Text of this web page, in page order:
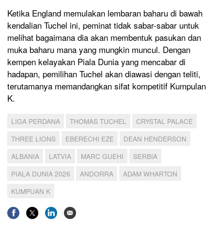
Ketika England memulakan lembaran baharu di bawah
kendalian Tuchel ini, peminat tidak sabar-sabar untuk
melihat bagaimana dia akan membentuk pasukan dan
muka baharu mana yang mungkin muncul. Dengan
kempen kelayakan Piala Dunia yang mencabar di
hadapan, pemilihan Tuchel akan diawasi dengan teliti,
terutamanya memandangkan sifat kompetitif Kumpulan
K.
LIGA PERDANA THOMAS TUCHEL
CRYSTAL PALACE
THREE LIONS
EBERECHI EZE
DEAN HENDERSON
ALBANIA
LATVIA MARC GUEHI
SERBIA
PIALA DUNIA 2026
ANDORRA
ADAM WHARTON
KUMPUAN K